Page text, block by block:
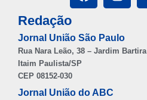
Redação
Jornal União São Paulo
Rua Nara Leão, 38 – Jardim Bartira
Itaim Paulista/SP
CEP 08152-030
Jornal União do ABC